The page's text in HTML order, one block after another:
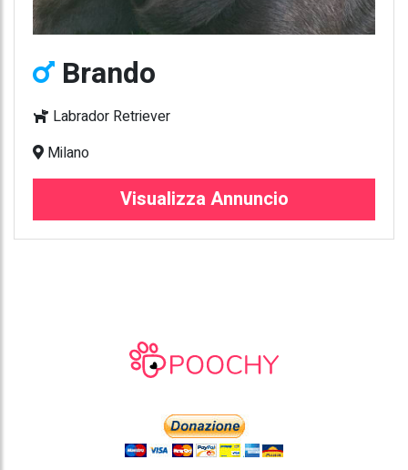
Brando
Labrador Retriever
Milano
Visualizza Annuncio